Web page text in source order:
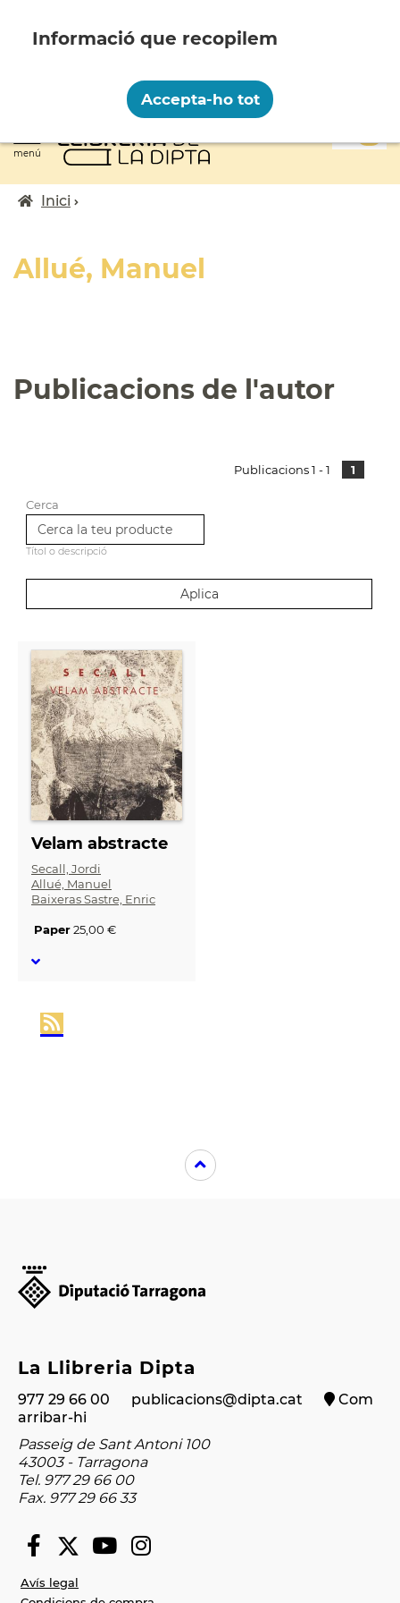
contingut
menú
Fil
Inici
Allué, Manuel
Publicacions de l'autor
Publicacions 1 - 1 1
Cerca
Títol o descripció
Velam abstracte
Secall, Jordi
Allué, Manuel
Baixeras Sastre, Enric
Paper25,00 €
personal amb les següents finalitats:
Funcionalitat, Analítica.
Més informació
Canviar preferències
Accepta-ho tot
La Llibreria Dipta
977 29 66 00 publicacions@dipta.cat
Com
arribar-hi
Passeig de Sant Antoni 100
43003 - Tarragona
Tel. 977 29 66 00
Fax. 977 29 66 33
Avís legal